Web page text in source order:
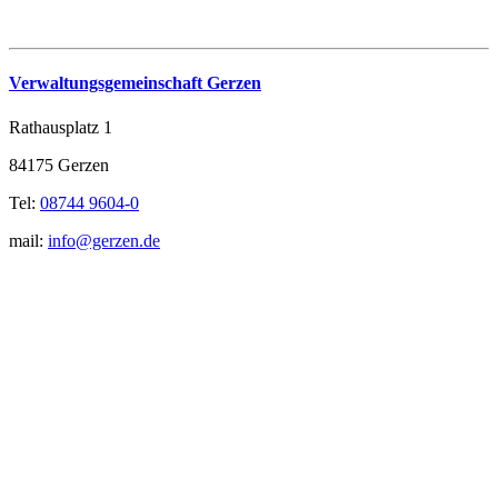
Verwaltungsgemeinschaft Gerzen
Rathausplatz 1
84175 Gerzen
Tel: 08744 9604-0
mail: info@gerzen.de